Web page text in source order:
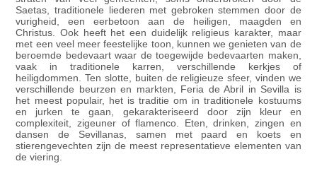
Saetas, traditionele liederen met gebroken stemmen door de
vurigheid, een eerbetoon aan de heiligen, maagden en
Christus. Ook heeft het een duidelijk religieus karakter, maar
met een veel meer feestelijke toon, kunnen we genieten van de
beroemde bedevaart waar de toegewijde bedevaarten maken,
vaak in traditionele karren, verschillende kerkjes of
heiligdommen. Ten slotte, buiten de religieuze sfeer, vinden we
verschillende beurzen en markten, Feria de Abril in Sevilla is
het meest populair, het is traditie om in traditionele kostuums
en jurken te gaan, gekarakteriseerd door zijn kleur en
complexiteit, zigeuner of flamenco. Eten, drinken, zingen en
dansen de Sevillanas, samen met paard en koets en
stierengevechten zijn de meest representatieve elementen van
de viering.